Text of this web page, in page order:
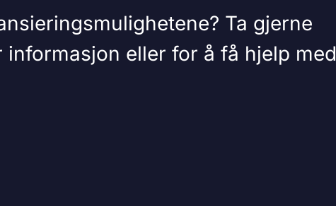
Ta gjerne
eller for å få hjelp med